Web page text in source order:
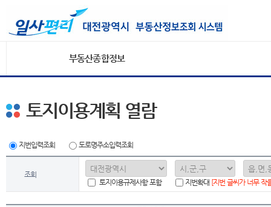
부동산종합정보
토지이용계획 열람
지번입력조회 도로명주소입력조회
조회
토지이용규제사항 포함
지번확대 [지번 글씨가 너무 작